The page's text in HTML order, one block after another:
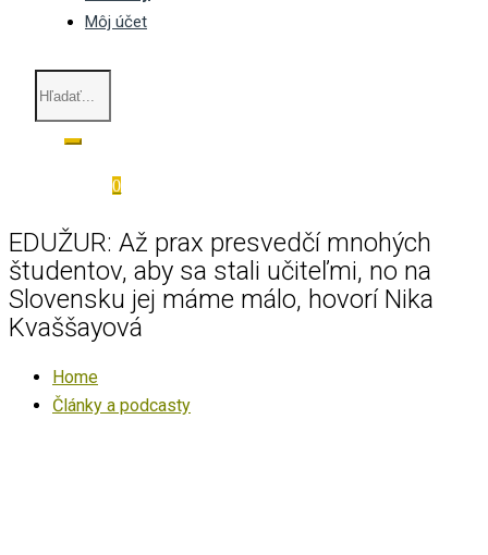
Môj účet
0
EDUŽUR: Až prax presvedčí mnohých
študentov, aby sa stali učiteľmi, no na
Slovensku jej máme málo, hovorí Nika
Kvaššayová
Home
Články a podcasty